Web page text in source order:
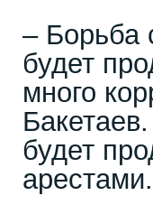
– Борьба
будет
много
будет
арестами.